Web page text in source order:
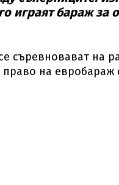
играят бараж за
съревновават на
на